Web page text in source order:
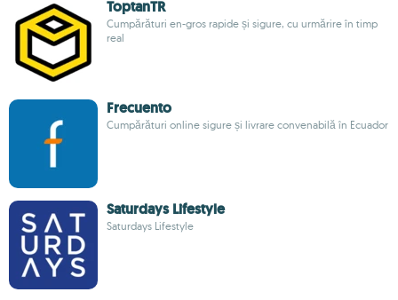
ToptanTR
Cumpărături en-gros rapide și sigure, cu urmărire în timp
real
Frecuento
Cumpărături online sigure și livrare convenabilă în Ecuador
Saturdays Lifestyle
Saturdays Lifestyle